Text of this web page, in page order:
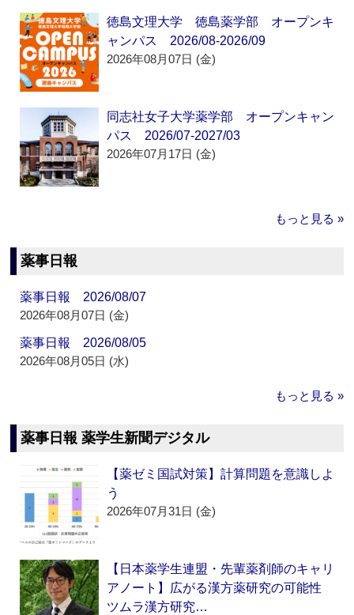
徳島文理大学 徳島薬学部 オープンキ
ャンパス 2026/08-2026/09
2026年08月07日 (金)
同志社女子大学薬学部 オープンキャン
パス 2026/07-2027/03
2026年07月17日 (金)
もっと見る »
薬事日報
薬事日報 2026/08/07
2026年08月07日 (金)
薬事日報 2026/08/05
2026年08月05日 (水)
もっと見る »
薬事日報 薬学生新聞デジタル
【薬ゼミ国試対策】計算問題を意識しよ
う
2026年07月31日 (金)
【日本薬学生連盟・先輩薬剤師のキャリ
アノート】広がる漢方薬研究の可能性
ツムラ漢方研究…